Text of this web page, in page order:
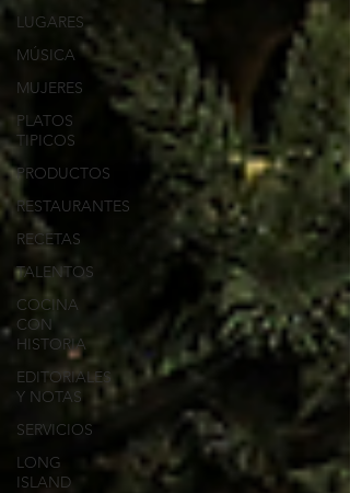
LUGARES
MÚSICA
MUJERES
PLATOS
TIPICOS
PRODUCTOS
RESTAURANTES
RECETAS
TALENTOS
COCINA
CON
HISTORIA
EDITORIALES
Y NOTAS
SERVICIOS
LONG
ISLAND